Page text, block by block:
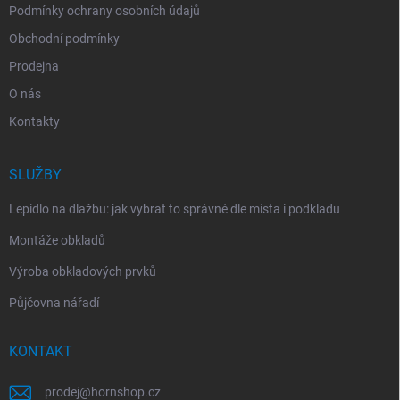
Podmínky ochrany osobních údajů
Obchodní podmínky
Prodejna
O nás
Kontakty
SLUŽBY
Lepidlo na dlažbu: jak vybrat to správné dle místa i podkladu
Montáže obkladů
Výroba obkladových prvků
Půjčovna nářadí
KONTAKT
prodej@hornshop.cz